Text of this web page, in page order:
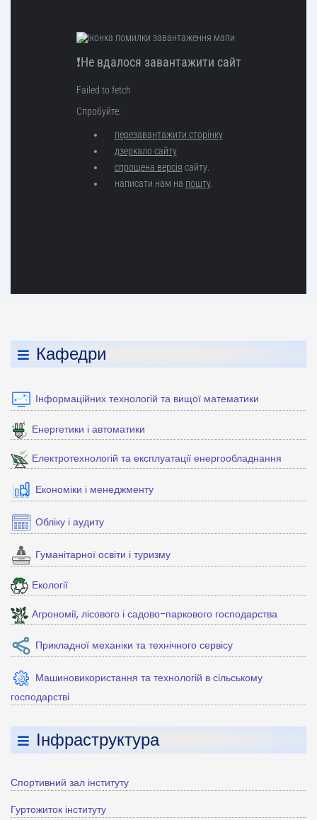
Кафедри
Інформаційних технологій та вищої математики
Енергетики і автоматики
Електротехнологій та експлуатації енергообладнання
Економіки і менеджменту
Обліку і аудиту
Гуманітарної освіти і туризму
Екології
Агрономії, лісового і садово-паркового господарства
Прикладної механіки та технічного сервісу
Машиновикористання та технологій в сільському
господарстві
Інфраструктура
Спортивний зал інституту
Гуртожиток інституту